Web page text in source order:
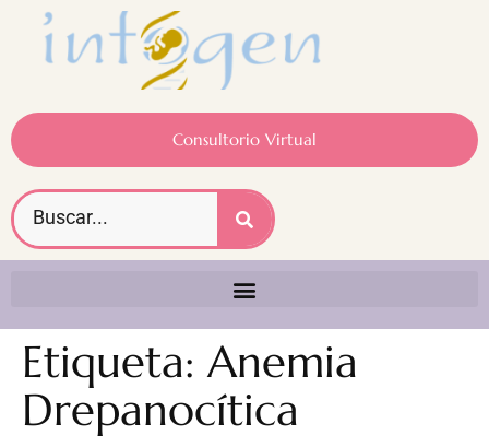
Consultorio Virtual
Etiqueta:Anemia
Drepanocítica